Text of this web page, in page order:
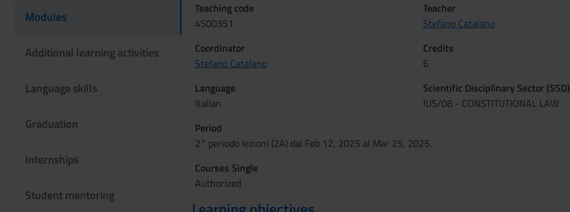
Modules
Additional learning activities
Language skills
Graduation
Internships
Student mentoring
Teaching code
4S00351
Teacher
Stefano Catalano
Coordinator
Stefano Catalano
Credits
6
Language
Italian
Scientific Disciplinary Sector (SSD)
IUS/08 - CONSTITUTIONAL LAW
Period
2° periodo lezioni (2A) dal Feb 12, 2025 al Mar 25, 2025.
Courses Single
Authorized